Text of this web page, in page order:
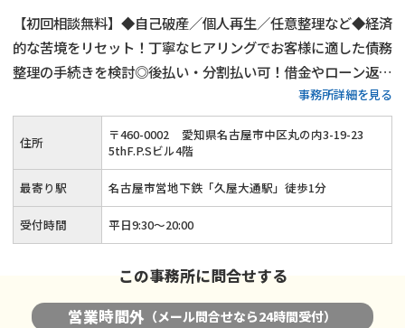
【初回相談無料】◆自己破産／個人再生／任意整理など◆経済
的な苦境をリセット！丁寧なヒアリングでお客様に適した債務
整理の手続きを検討◎後払い・分割払い可！借金やローン返済
でお悩みの方はご相談ください≪事前のご予約で夜間・土日祝
のご相談にも対応≫
事務所詳細を見る
住所 〒460-0002
愛知県名古屋市中区丸の内3-19-23
5thF.P.Sビル4階
最寄り駅 名古屋市営地下鉄「久屋大通駅」徒歩1分
受付時間 平日9:30～20:00
この事務所に問合せする
営業時間外 （メール問合せなら24時間受付）